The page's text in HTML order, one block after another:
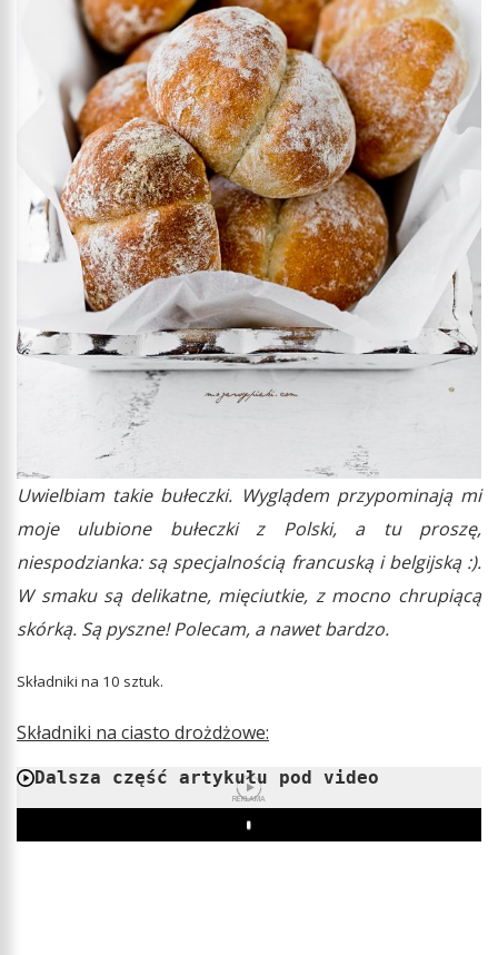
Uwielbiam takie bułeczki. Wyglądem przypominają mi
moje ulubione bułeczki z Polski, a tu proszę,
niespodzianka: są specjalnością francuską i belgijską :).
W smaku są delikatne, mięciutkie, z mocno chrupiącą
skórką. Są pyszne! Polecam, a nawet bardzo.
Składniki na 10 sztuk.
Składniki na ciasto drożdżowe:
Dalsza część artykułu pod video
REKLAMA
Play